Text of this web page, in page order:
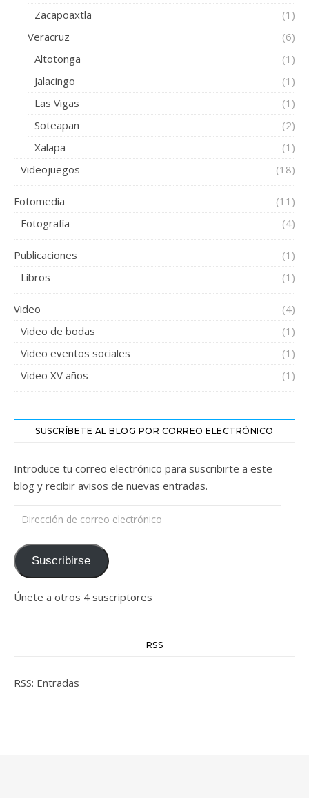
Zacapoaxtla
(1)
Veracruz
(6)
Altotonga
(1)
Jalacingo
(1)
Las Vigas
(1)
Soteapan
(2)
Xalapa
(1)
Videojuegos
(18)
Fotomedia
(11)
Fotografía
(4)
Publicaciones
(1)
Libros
(1)
Video
(4)
Video de bodas
(1)
Video eventos sociales
(1)
Video XV años
(1)
SUSCRÍBETE AL BLOG POR CORREO ELECTRÓNICO
Introduce tu correo electrónico para suscribirte a este
blog y recibir avisos de nuevas entradas.
Dirección de correo electrónico
Suscribirse
Únete a otros 4 suscriptores
RSS
RSS: Entradas